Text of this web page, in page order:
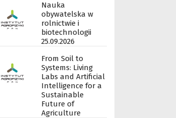
Nauka
obywatelska w
rolnictwie i
biotechnologii
25.09.2026
From Soil to
Systems: Living
Labs and Artificial
Intelligence for a
Sustainable
Future of
Agriculture